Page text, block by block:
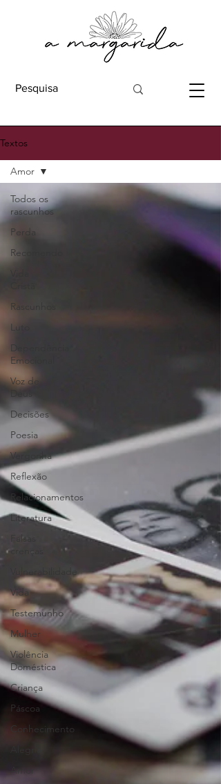
Textos
Todos os
rascunhos
Perda
Recomendo
Rascunhos
Luto
Dependência
Emocional
Voz de
Decisões
Poesia
Vergonha
Reflexão
Relacionamentos
Literatura
Falsas
Vida
Testemunho
Mulher
Violência
Doméstica
Criança
Páscoa
Conhecimento
Amor
Amor